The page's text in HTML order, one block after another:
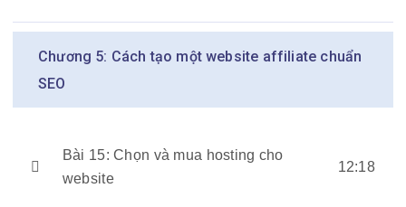
Chương 5: Cách tạo một website affiliate chuẩn
SEO
Bài 15: Chọn và mua hosting cho
website
12:18